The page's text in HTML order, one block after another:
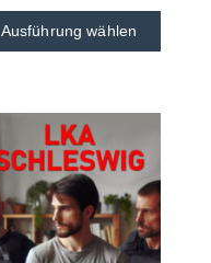
Ausführung wählen